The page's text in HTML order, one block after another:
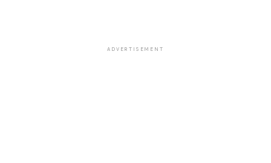
ADVERTISEMENT